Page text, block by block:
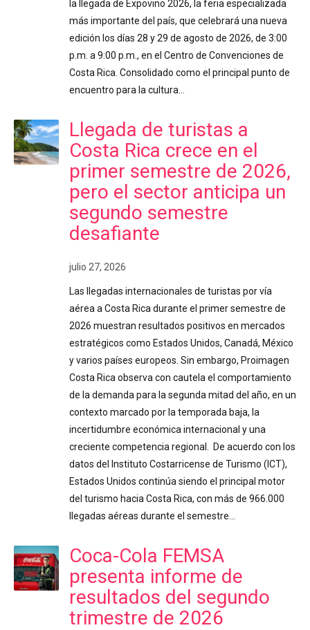
la llegada de Expovino 2026, la feria especializada
más importante del país, que celebrará una nueva
edición los días 28 y 29 de agosto de 2026, de 3:00
p.m. a 9:00 p.m., en el Centro de Convenciones de
Costa Rica. Consolidado como el principal punto de
encuentro para la cultura…
Llegada de turistas a
Costa Rica crece en el
primer semestre de 2026,
pero el sector anticipa un
segundo semestre
desafiante
julio 27, 2026
Las llegadas internacionales de turistas por vía
aérea a Costa Rica durante el primer semestre de
2026 muestran resultados positivos en mercados
estratégicos como Estados Unidos, Canadá, México
y varios países europeos. Sin embargo, Proimagen
Costa Rica observa con cautela el comportamiento
de la demanda para la segunda mitad del año, en un
contexto marcado por la temporada baja, la
incertidumbre económica internacional y una
creciente competencia regional. De acuerdo con los
datos del Instituto Costarricense de Turismo (ICT),
Estados Unidos continúa siendo el principal motor
del turismo hacia Costa Rica, con más de 966.000
llegadas aéreas durante el semestre…
Coca-Cola FEMSA
presenta informe de
resultados del segundo
trimestre de 2026